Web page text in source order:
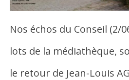
Nos échos du Conseil (2/
lots de la médiathèque,
le retour de Jean-Louis